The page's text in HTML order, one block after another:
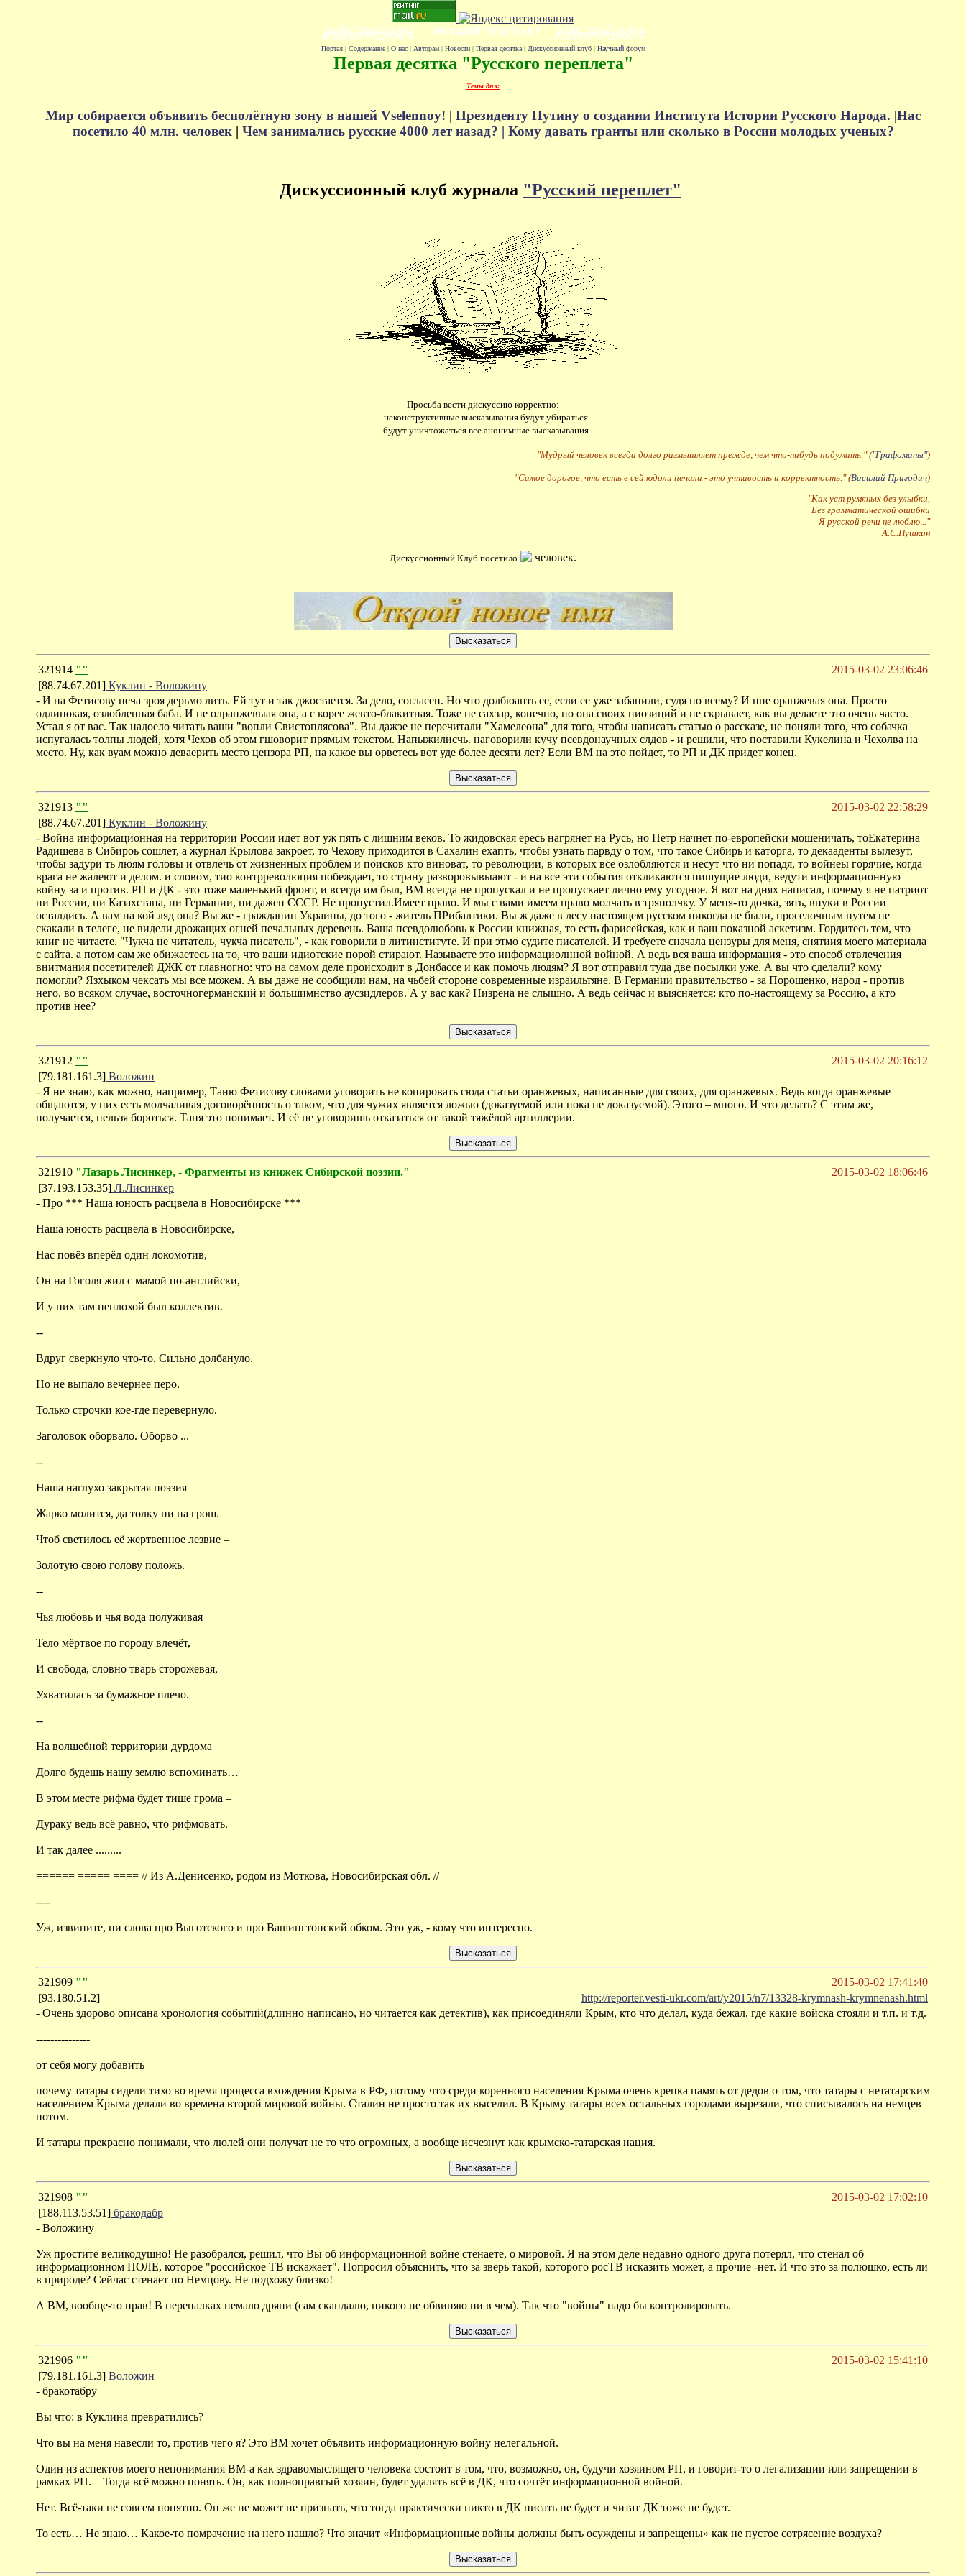
Портал| Содержание| О нас| Авторам| Новости| Первая десятка| Дискуссионный клуб| Научный форум
Первая десятка "Русского переплета"
Темы дня:
Мир собирается объявить бесполётную зону в нашей Vselennoy! | Президенту Путину о создании Института Истории Русского Народа. |Нас
посетило 40 млн. человек| Чем занимались русские 4000 лет назад? | Кому давать гранты или сколько в России молодых ученых?
Дискуссионный клуб журнала "Русский переплет"
Просьба вести дискуссию корректно:
- неконструктивные высказывания будут убираться
- будут уничтожаться все анонимные высказывания
"Мудрый человек всегда долго размышляет прежде, чем что-нибудь подумать." ("Графоманы")
"Самое дорогое, что есть в сей юдоли печали - это учтивость и корректность." (Василий Пригодич)
"Как уст румяных без улыбки,
Без грамматической ошибки
Я русской речи не люблю..."
А.С.Пушкин
Дискуссионный Клуб посетило человек.
321914 ""
2015-03-02 23:06:46
[88.74.67.201] Куклин - Воложину
- И на Фетисову неча зроя дерьмо лить. Ей тут и так джостается. За дело, согласен. Но что долбюапть ее, если ее уже забанили, судя по всему? И нпе оранжевая она. Просто
одлинокая, озлобленная баба. И не олранжевыая она, а с корее жевто-блакитная. Тоже не сахзар, конечно, но она своих пиозиций и не скрывает, как вы делаете это очень часто.
Устал я от вас. Так надоело читать ваши "вопли Свистоплясова". Вы дажэе не перечитали "Хамелеона" для того, чтобы написать статью о рассказе, не поняли того, что собачка
испугалась толпы людей, хотя Чехов об этом гшоворит прямым текстом. Напыжилисчь. наговорили кучу псевдонаучных слдов - и решили, что поставили Кукелина и Чехолва на
место. Ну, как вуам можно деваерить место цензора РП, на какое вы орветесь вот уде более десяти лет? Если ВМ на это пойдет, то РП и ДК придет конец.
321913 ""
2015-03-02 22:58:29
[88.74.67.201] Куклин - Воложину
- Война информационная на территории России идет вот уж пять с лишним веков. То жидовская ересь нагрянет на Русь, но Петр начнет по-европейски мошеничать, тоЕкатерина
Радищева в Сибироь сошлет, а журнал Крылова закроет, то Чехову приходится в Сахалин ехапть, чтобы узнать парвду о том, что такое Сибирь и каторга, то декааденты вылезут,
чтобы задури ть люям головы и отвлечь от жизненных проблем и поисков кто виноват, то революции, в которых все озлобляются и несут что ни попадя, то войнеы горячие, когда
врага не жалеют и делом. и словом, тио контрреволюция побеждает, то страну разворовывыают - и на все эти события откликаются пишущие люди, ведути информационную
войну за и против. РП и ДК - это тоже маленький фронт, и всегда им был, ВМ всегда не пропускал и не пропускает лично ему угодное. Я вот на днях написал, почему я не патриот
ни России, ни Казахстана, ни Германии, ни дажен СССР. Не пропустил.Имеет право. И мы с вами имеем право молчать в тряполчку. У меня-то дочка, зять, внуки в России
осталдись. А вам на кой ляд она? Вы же - гражданин Украины, до того - житель ПРибалтики. Вы ж даже в лесу настоящем русском никогда не были, проселочным путем не
скакали в телеге, не видели дрожащих огней печальных деревень. Ваша псевдолюбовь к России книжная, то есть фарисейская, как и ваш показной аскетизм. Гордитесь тем, что
книг не читаете. "Чукча не читатель, чукча писатель", - как говорили в литинституте. И при этмо судите писателей. И требуете сначала цензуры для меня, снятиия моего материала
с сайта. а потом сам же обижаетесь на то, что ваши идиотские порой стирают. Называете это информациолнной войной. А ведь вся ваша информация - это способ отвлечения
внитмания посетителей ДЖК от главногно: что на самом деле происходит в Донбассе и как помочь людям? Я вот отправил туда две посылки уже. А вы что сделали? кому
помогли? Язхыком чексать мы все можем. А вы даже не сообщили нам, на чьбей стороне современные израильтяне. В Германии правительство - за Порошенко, народ - против
него, во всяком случае, восточногерманский и большимнство аусзидлеров. А у вас как? Низрена не слышно. А ведь сейчас и выясняется: кто по-настоящему за Россию, а кто
против нее?
321912 ""
2015-03-02 20:16:12
[79.181.161.3] Воложин
- Я не знаю, как можно, например, Таню Фетисову словами уговорить не копировать сюда статьи оранжевых, написанные для своих, для оранжевых. Ведь когда оранжевые
общаются, у них есть молчаливая договорённость о таком, что для чужих является ложью (доказуемой или пока не доказуемой). Этого – много. И что делать? С этим же,
получается, нельзя бороться. Таня это понимает. И её не уговоришь отказаться от такой тяжёлой артиллерии.
321910 "Лазарь Лисинкер, - Фрагменты из книжек Сибирской поэзии."
2015-03-02 18:06:46
[37.193.153.35] Л.Лисинкер
- Про *** Наша юность расцвела в Новосибирске ***
Наша юность расцвела в Новосибирске,
Нас повёз вперёд один локомотив,
Он на Гоголя жил с мамой по-английски,
И у них там неплохой был коллектив.
--
Вдруг сверкнуло что-то. Сильно долбануло.
Но не выпало вечернее перо.
Только строчки кое-где перевернуло.
Заголовок оборвало. Оборво ...
--
Наша наглухо закрытая поэзия
Жарко молится, да толку ни на грош.
Чтоб светилось её жертвенное лезвие –
Золотую свою голову положь.
--
Чья любовь и чья вода полуживая
Тело мёртвое по городу влечёт,
И свобода, словно тварь сторожевая,
Ухватилась за бумажное плечо.
--
На волшебной территории дурдома
Долго будешь нашу землю вспоминать…
В этом месте рифма будет тише грома –
Дураку ведь всё равно, что рифмовать.
И так далее .........
====== ===== ==== // Из А.Денисенко, родом из Моткова, Новосибирская обл. //
----
Уж, извините, ни слова про Выготского и про Вашингтонский обком. Это уж, - кому что интересно.
321909 ""
2015-03-02 17:41:40
[93.180.51.2]
http://reporter.vesti-ukr.com/art/y2015/n7/13328-krymnash-krymnenash.html
- Очень здорово описана хронология событий(длинно написано, но читается как детектив), как присоединяли Крым, кто что делал, куда бежал, где какие войска стояли и т.п. и т.д.
---------------
от себя могу добавить
почему татары сидели тихо во время процесса вхождения Крыма в РФ, потому что среди коренного населения Крыма очень крепка память от дедов о том, что татары с нетатарским
населением Крыма делали во времена второй мировой войны. Сталин не просто так их выселил. В Крыму татары всех остальных городами вырезали, что списывалось на немцев
потом.
И татары прекрасно понимали, что люлей они получат не то что огромных, а вообще исчезнут как крымско-татарская нация.
321908 ""
2015-03-02 17:02:10
[188.113.53.51] бракодабр
- Воложину
Уж простите великодушно! Не разобрался, решил, что Вы об информационной войне стенаете, о мировой. Я на этом деле недавно одного друга потерял, что стенал об
информационном ПОЛЕ, которое "российское ТВ искажает". Попросил объяснить, что за зверь такой, которого росТВ исказить может, а прочие -нет. И что это за полюшко, есть ли
в природе? Сейчас стенает по Немцову. Не подхожу близко!
А ВМ, вообще-то прав! В перепалках немало дряни (сам скандалю, никого не обвиняю ни в чем). Так что "войны" надо бы контролировать.
321906 ""
2015-03-02 15:41:10
[79.181.161.3] Воложин
- бракотабру
Вы что: в Куклина превратились?
Что вы на меня навесли то, против чего я? Это ВМ хочет объявить информационную войну нелегальной.
Один из аспектов моего непонимания ВМ-а как здравомыслящего человека состоит в том, что, возможно, он, будучи хозяином РП, и говорит-то о легализации или запрещении в
рамках РП. – Тогда всё можно понять. Он, как полноправгый хозяин, будет удалять всё в ДК, что сочтёт информационной войной.
Нет. Всё-таки не совсем понятно. Он же не может не признать, что тогда практически никто в ДК писать не будет и читат ДК тоже не будет.
То есть… Не знаю… Какое-то помрачение на него нашло? Что значит «Информационные войны должны быть осуждены и запрещены» как не пустое сотрясение воздуха?